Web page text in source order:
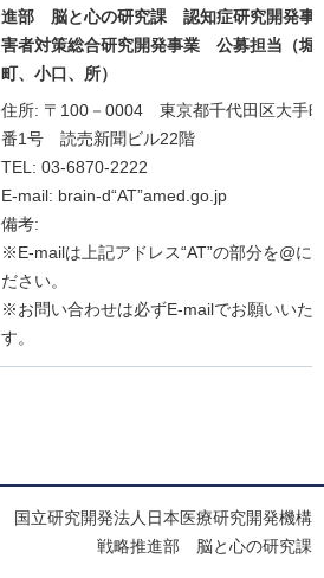
進部 脳と心の研究課
認知症研究開発事
害者対策総合研究開発事業
公募担当（堀
町、小口、所）
住所: 〒100－0004 東京都千代田区大手
番1号 読売新聞ビル22階
TEL: 03-6870-2222
E-mail: brain-d“AT”amed.go.jp
備考:
※E-mailは上記アドレス“AT”の部分を@に
ださい。
※お問い合わせは必ずE-mailでお願いいた
す。
国立研究開発法人日本医療研究開発機構
戦略推進部 脳と心の研究課